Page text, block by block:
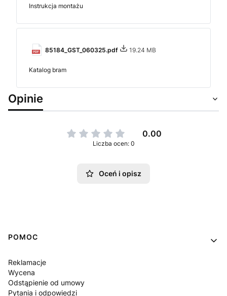
Instrukcja montażu
85184_GST_060325.pdf 19.24 MB
Katalog bram
Opinie
0.00
Liczba ocen: 0
Oceń i opisz
Linki w stopce
POMOC
Reklamacje
Wycena
Odstąpienie od umowy
Pytania i odpowiedzi